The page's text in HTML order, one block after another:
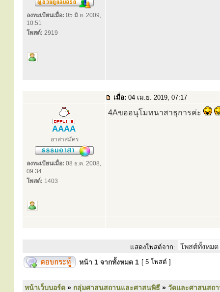
ลงทะเบียนเมื่อ: 05 มิ.ย. 2009,
10:51
โพสต์: 2919
เมื่อ: 04 เม.ย. 2019, 07:17
AAAA
อาสาสมัคร
ลงทะเบียนเมื่อ: 08 ธ.ค. 2008,
09:34
โพสต์: 1403
4Aขออนุโมทนาสาธุการค่ะ
แสดงโพสต์จาก:
หน้า 1 จากทั้งหมด 1 [ 5 โพสต์ ]
หน้าเว็บบอร์ด » กลุ่มศาสนสถานและศาสนพิธี » วัดและศาสนสถ